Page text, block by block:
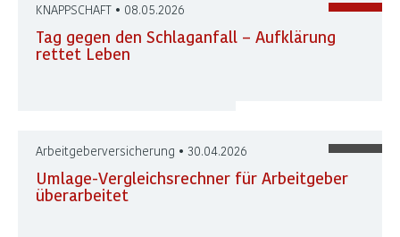
KNAPPSCHAFT • 08.05.2026
Tag gegen den Schlaganfall – Aufklärung
rettet Leben
Arbeitgeberversicherung • 30.04.2026
Umlage-Vergleichsrechner für Arbeitgeber
überarbeitet